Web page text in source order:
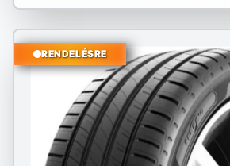
RENDELÉSRE